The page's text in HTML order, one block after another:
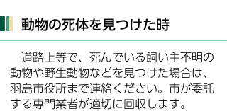
動物の死体を見つけた時
道路上等で、死んでいる飼い主不明の
動物や野生動物などを見つけた場合は、
羽島市役所まで連絡ください。市が委託
する専門業者が適切に回収します。